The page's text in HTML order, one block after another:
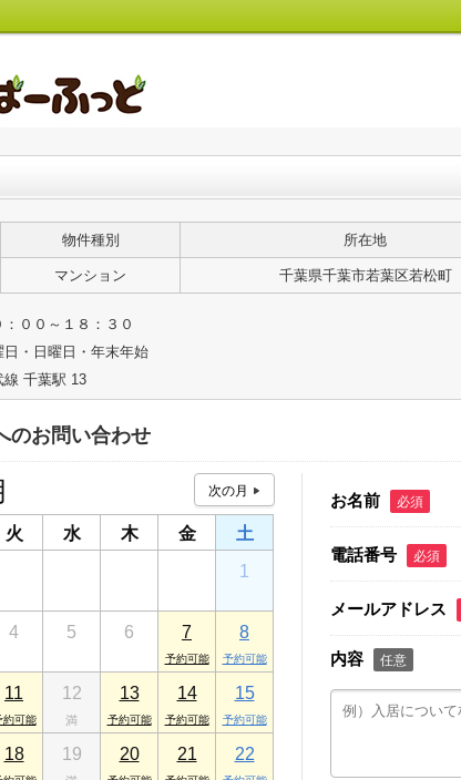
物件種別 所在地
マンション 千葉県千葉市若葉区若松町
：００～１８：３０
日・日曜日・年末年始
線 千葉駅 13
のお問い合わせ
火 水 木 金
土
1
4 5 6 7 8
11 12 13 14 15
18 19 20 21 22
お名前 必須
電話番号 必須
メールアドレス
内容 任意